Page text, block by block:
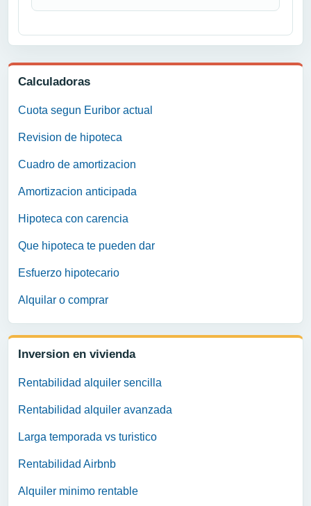
Calculadoras
Cuota segun Euribor actual
Revision de hipoteca
Cuadro de amortizacion
Amortizacion anticipada
Hipoteca con carencia
Que hipoteca te pueden dar
Esfuerzo hipotecario
Alquilar o comprar
Inversion en vivienda
Rentabilidad alquiler sencilla
Rentabilidad alquiler avanzada
Larga temporada vs turistico
Rentabilidad Airbnb
Alquiler minimo rentable